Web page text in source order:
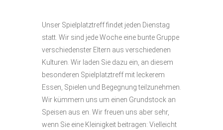
Unser Spielplatztreff findet jeden Dienstag
statt. Wir sind jede Woche eine bunte Gruppe
verschiedenster Eltern aus verschiedenen
Kulturen. Wir laden Sie dazu ein, an diesem
besonderen Spielplatztreff mit leckerem
Essen, Spielen und Begegnung teilzunehmen.
Wir kümmern uns um einen Grundstock an
Speisen aus en. Wir freuen uns aber sehr,
wenn Sie eine Kleinigkeit beitragen: Vielleicht